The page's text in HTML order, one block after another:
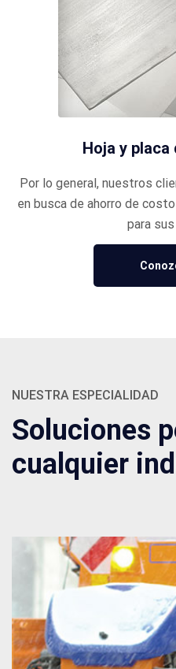
Hoja y
Por lo general, nuestros
en busca de ahorro de
para
NUESTRA ESPECIALIDAD
Soluciones
cualquier